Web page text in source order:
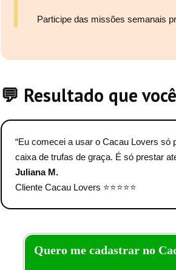
Participe das missões semanais
💬 Resultado que
“Eu comecei a usar o Cacau Lovers só
caixa de trufas de graça. É só prestar
Juliana M.
Cliente Cacau Lovers ⭐⭐⭐⭐⭐
Quero me cadastrar no